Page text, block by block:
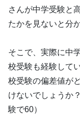
さんが中学受験と
たかを見ないと分
そこで、実際に中
校受験も経験して
校受験の偏差値が
けないでしょうか
験で60）